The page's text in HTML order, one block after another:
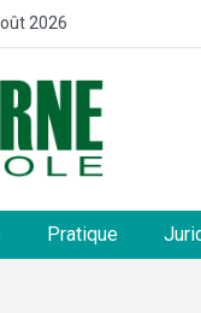
2026
Pratique